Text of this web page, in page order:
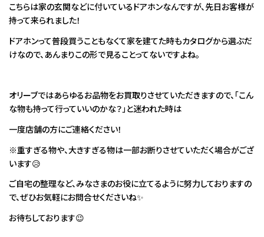
こちらは家の玄関などに付いているドアホンなんですが、先日お客様が
持って来られました！
ドアホンって普段買うこともなくて家を建てた時もカタログから選ぶだ
けなので、あんまりこの形で見ることってないですよね。
オリーブではあらゆるお品物をお買取りさせていただきますので、「こん
な物も持って行っていいのかな？」と迷われた時は
一度店舗の方にご連絡ください！
※重すぎる物や、大きすぎる物は一部お断りさせていただく場合がござ
います😥
ご自宅の整理など、みなさまのお役に立てるように努力しておりますの
で、ぜひお気軽にお問合せくださいね✨
お待ちしております😉